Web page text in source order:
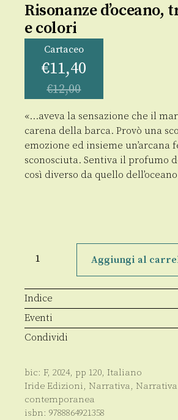
Risonanze d’oceano,
e colori
Cartaceo
€11,40
€12,00
«…aveva la sensazione che il
carena della barca. Provò una
emozione ed insieme un’arcana
sconosciuta. Sentiva il profumo
così diverso da quello
d'oceano,
e
colori
quantità
Aggiungi al
Indice
Eventi
Condividi
bic: F, 2024, pp 120, Italiano
Iride Edizioni, Narrativa,
contemporanea
isbn: 9788864921358